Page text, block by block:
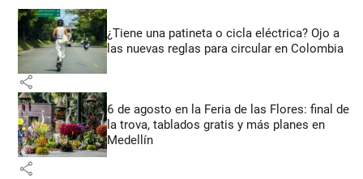
¿Tiene una patineta o cicla eléctrica? Ojo a
las nuevas reglas para circular en Colombia
share
6 de agosto en la Feria de las Flores: final de
la trova, tablados gratis y más planes en
Medellín
share